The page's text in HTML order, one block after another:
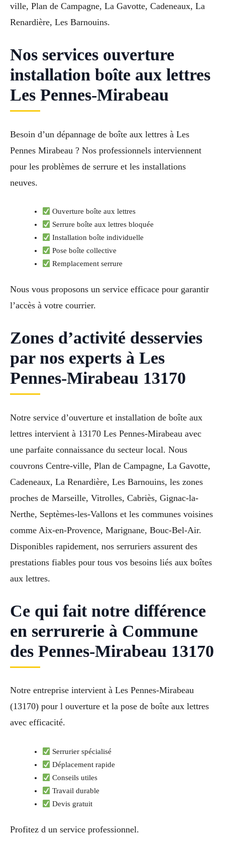
ville, Plan de Campagne, La Gavotte, Cadeneaux, La
Renardière, Les Barnouins.
Nos services ouverture
installation boîte aux lettres
Les Pennes-Mirabeau
Besoin d’un dépannage de boîte aux lettres à Les
Pennes Mirabeau ? Nos professionnels interviennent
pour les problèmes de serrure et les installations
neuves.
Ouverture boîte aux lettres
Serrure boîte aux lettres bloquée
Installation boîte individuelle
Pose boîte collective
Remplacement serrure
Nous vous proposons un service efficace pour garantir
l’accès à votre courrier.
Zones d’activité desservies
par nos experts à Les
Pennes-Mirabeau 13170
Notre service d’ouverture et installation de boîte aux
lettres intervient à 13170 Les Pennes-Mirabeau avec
une parfaite connaissance du secteur local. Nous
couvrons Centre-ville, Plan de Campagne, La Gavotte,
Cadeneaux, La Renardière, Les Barnouins, les zones
proches de Marseille, Vitrolles, Cabriès, Gignac-la-
Nerthe, Septèmes-les-Vallons et les communes voisines
comme Aix-en-Provence, Marignane, Bouc-Bel-Air.
Disponibles rapidement, nos serruriers assurent des
prestations fiables pour tous vos besoins liés aux boîtes
aux lettres.
Ce qui fait notre différence
en serrurerie à Commune
des Pennes-Mirabeau 13170
Notre entreprise intervient à Les Pennes-Mirabeau
(13170) pour l ouverture et la pose de boîte aux lettres
avec efficacité.
Serrurier spécialisé
Déplacement rapide
Conseils utiles
Travail durable
Devis gratuit
Profitez d un service professionnel.